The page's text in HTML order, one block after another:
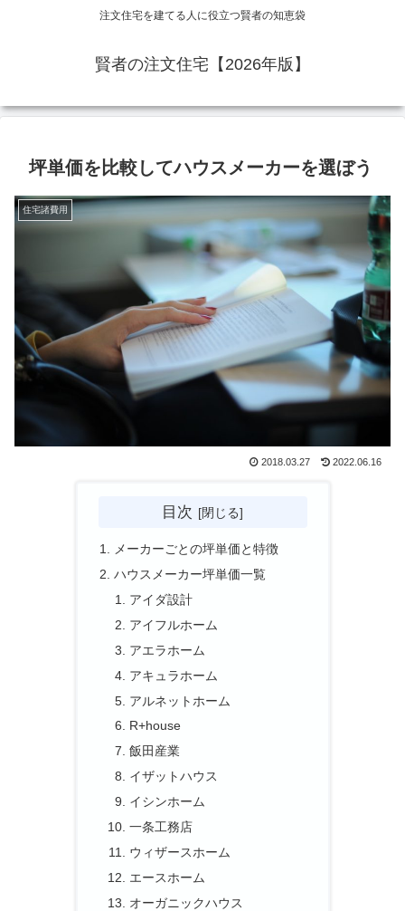
注文住宅を建てる人に役立つ賢者の知恵袋
賢者の注文住宅【2026年版】
坪単価を比較してハウスメーカーを選ぼう
住宅諸費用
2018.03.27 2022.06.16
目次
メーカーごとの坪単価と特徴
ハウスメーカー坪単価一覧
アイダ設計
アイフルホーム
アエラホーム
アキュラホーム
アルネットホーム
R+house
飯田産業
イザットハウス
イシンホーム
一条工務店
ウィザースホーム
エースホーム
オーガニックハウス